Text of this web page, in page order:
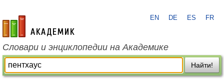
academic.ru
EN DE ES FR
Словари и энциклопедии на Академике
Найти!